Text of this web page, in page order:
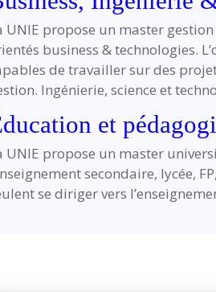
UNIE propose un master
business & technologies.
de travailler sur des
Ingénierie, science et
et
UNIE propose un master
secondaire, lycée,
se diriger vers